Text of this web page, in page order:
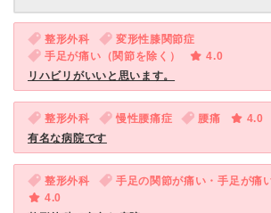
整形外科
変形性膝関節症
手足が痛い（関節を除く）
4.0
リハビリがいいと思います。
整形外科 慢性腰痛症 腰痛
4.0
有名な病院です
整形外科
手足の関節が痛い・手足が痛
4.0